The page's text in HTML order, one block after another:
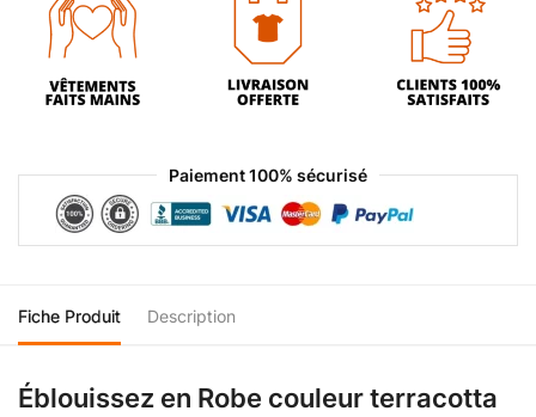
Paiement 100% sécurisé
Fiche Produit Description
Éblouissez en Robe couleur terracotta